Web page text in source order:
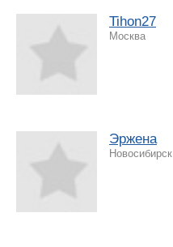
Tihon27
Москва
Эржена
Новосибирск